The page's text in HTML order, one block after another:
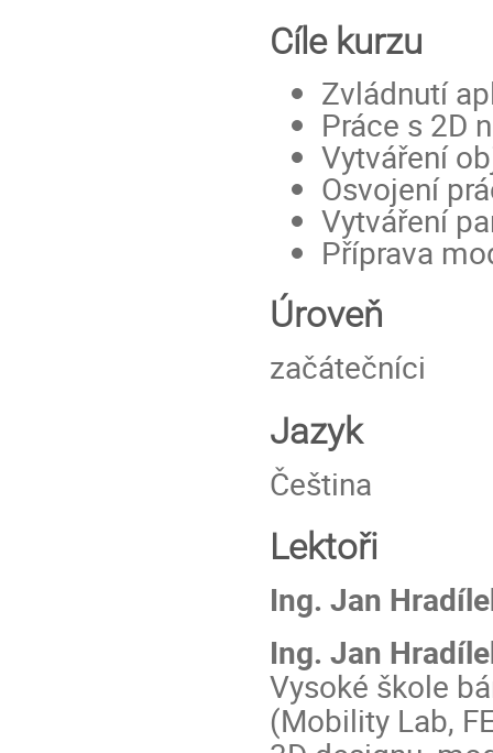
Cíle kurzu
Zvládnutí
Práce s 2D
Vytváření
Osvojení
Vytváření
Příprava
Úroveň
začátečníci
Jazyk
Čeština
Lektoři
Ing. Jan
Ing. Jan
Vysoké škole
(Mobility Lab,